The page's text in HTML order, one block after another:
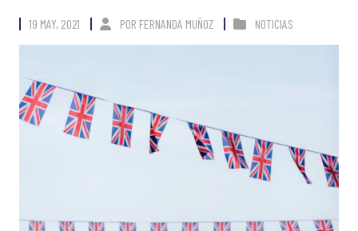
19 MAY, 2021 POR FERNANDA MUÑOZ NOTICIAS